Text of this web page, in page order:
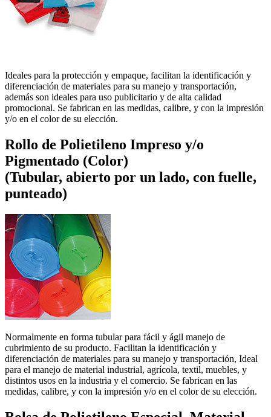
Ideales para la protección y empaque, facilitan la identificación y
diferenciación de materiales para su manejo y transportación,
además son ideales para uso publicitario y de alta calidad
promocional. Se fabrican en las medidas, calibre, y con la impresión
y/o en el color de su elección.
Rollo de Polietileno Impreso y/o
Pigmentado (Color)
(Tubular, abierto por un lado, con fuelle,
punteado)
Normalmente en forma tubular para fácil y ágil manejo de
cubrimiento de su producto. Facilitan la identificación y
diferenciación de materiales para su manejo y transportación, Ideal
para el manejo de material industrial, agrícola, textil, muebles, y
distintos usos en la industria y el comercio. Se fabrican en las
medidas, calibre, y con la impresión y/o en el color de su elección.